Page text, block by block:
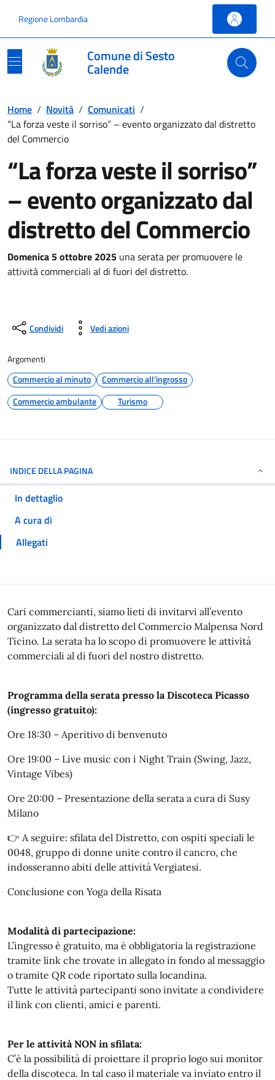
Regione Lombardia
Comune di Sesto
Calende
Home / Novità / Comunicati /
“La forza veste il sorriso” – evento organizzato dal distretto
del Commercio
“La forza veste il sorriso”
– evento organizzato dal
distretto del Commercio
Domenica 5 ottobre 2025 una serata per promuovere le
attività commerciali al di fuori del distretto.
Condividi Vedi azioni
Argomenti
Commercio al minuto
Commercio all'ingrosso
Commercio ambulante
Turismo
INDICE DELLA PAGINA
In dettaglio
A cura di
Allegati
In dettaglio
Cari commercianti, siamo lieti di invitarvi all’evento
organizzato dal distretto del Commercio Malpensa Nord
Ticino. La serata ha lo scopo di promuovere le attività
commerciali al di fuori del nostro distretto.
Programma della serata presso la Discoteca Picasso
(ingresso gratuito):
Ore 18:30 – Aperitivo di benvenuto
Ore 19:00 – Live music con i Night Train (Swing, Jazz,
Vintage Vibes)
Ore 20:00 – Presentazione della serata a cura di Susy
Milano
👉 A seguire: sfilata del Distretto, con ospiti speciali le
0048, gruppo di donne unite contro il cancro, che
indosseranno abiti delle attività Vergiatesi.
Conclusione con Yoga della Risata
Modalità di partecipazione:
L’ingresso è gratuito, ma è obbligatoria la registrazione
tramite link che trovate in allegato in fondo al messaggio
o tramite QR code riportato sulla locandina.
Tutte le attività partecipanti sono invitate a condividere
il link con clienti, amici e parenti.
Per le attività NON in sfilata:
C’è la possibilità di proiettare il proprio logo sui monitor
della discoteca. In tal caso il materiale va inviato entro il